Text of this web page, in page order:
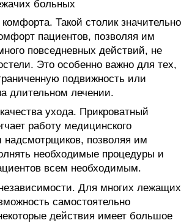
больных
Такой столик значительно
пациентов, позволяя им
повседневных действий, не
Это особенно важно для тех,
подвижность или
длительном лечении.
ухода. Прикроватный
работу медицинского
надсмотрщиков, позволяя им
необходимые процедуры и
всем необходимым.
Для многих лежащих
самостоятельно
действия имеет большое